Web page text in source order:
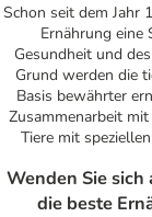
Schon seit dem Jahr
Ernährung
Gesundheit und
Grund werden die
Basis bewährter
Zusammenarbeit
Tiere mit
Wenden Sie
die beste